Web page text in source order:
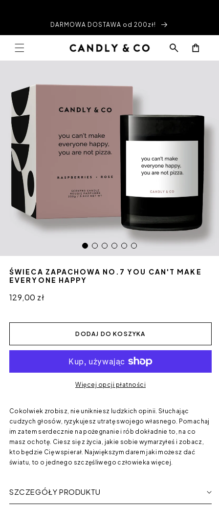
DARMOWA DOSTAWA od 200zł!
Koszyk
ŚWIECA ZAPACHOWA NO.7 YOU CAN'T MAKE
EVERYONE HAPPY
Cena
129,00 zł
DODAJ DO KOSZYKA
Więcej opcji płatności
Cokolwiek zrobisz, nie unikniesz ludzkich opinii. Słuchając
cudzych głosów, ryzykujesz utratę swojego własnego. Pomachaj
im zatem serdecznie na pożegnanie i rób dokładnie to, na co
masz ochotę. Ciesz się z życia, jakie sobie wymarzyłeś i zobacz,
kto będzie Cię wspierał. Największym darem jaki możesz dać
światu, to o jednego szczęśliwego człowieka więcej.
SZCZEGÓŁY PRODUKTU